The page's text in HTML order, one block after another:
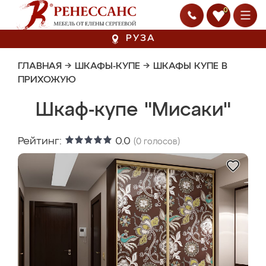
0
РУЗА
ГЛАВНАЯ → ШКАФЫ-КУПЕ → ШКАФЫ КУПЕ В
ПРИХОЖУЮ
Шкаф-купе "Мисаки"
Рейтинг: 0.0 (0 голосов)